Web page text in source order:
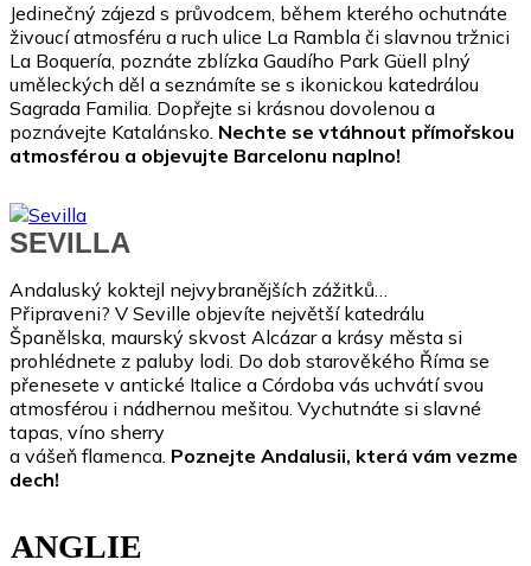
Jedinečný zájezd s průvodcem, během kterého ochutnáte
živoucí atmosféru a ruch ulice La Rambla či slavnou tržnici
La Boquería, poznáte zblízka Gaudího Park Güell plný
uměleckých děl a seznámíte se s ikonickou katedrálou
Sagrada Familia. Dopřejte si krásnou dovolenou a
poznávejte Katalánsko. Nechte se vtáhnout přímořskou
atmosférou a objevujte Barcelonu naplno!
SEVILLA
Andaluský koktejl nejvybranějších zážitků…
Připraveni? V Seville objevíte největší katedrálu
Španělska, maurský skvost Alcázar a krásy města si
prohlédnete z paluby lodi. Do dob starověkého Říma se
přenesete v antické Italice a Córdoba vás uchvátí svou
atmosférou i nádhernou mešitou. Vychutnáte si slavné
tapas, víno sherry
a vášeň flamenca. Poznejte Andalusii, která vám vezme
dech!
ANGLIE